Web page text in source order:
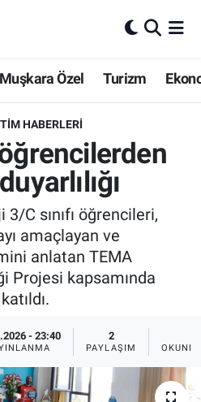
Muşkara Özel Turizm
HABERLERI
C sınıfı öğrencileri,
amaçlayan ve
anlatan TEMA
Projesi kapsamında
- 23:40 2
PAYLAŞIM
Haritası
ve Fikstür